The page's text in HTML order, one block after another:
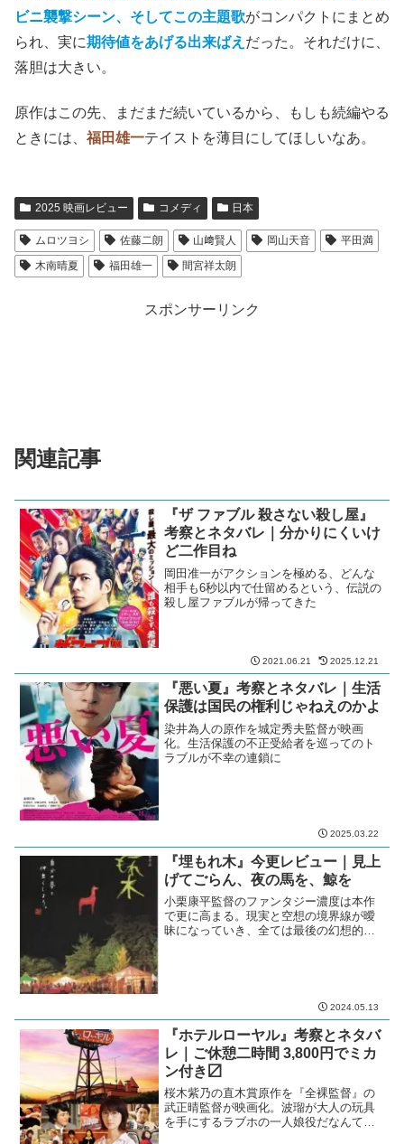
ビニ襲撃シーン、そしてこの主題歌がコンパクトにまとめ
られ、実に期待値をあげる出来ばえ だった。それだけに、
落胆は大きい。
原作はこの先、まだまだ続いているから、もしも続編やる
ときには、 福田雄一テイストを薄目にしてほしいなあ。
2025 映画レビュー コメディ 日本
ムロツヨシ 佐藤二朗 山﨑賢人 岡山天音
平田満
木南晴夏
福田雄一 間宮祥太朗
スポンサーリンク
関連記事
『ザ ファブル 殺さない殺し屋』
考察とネタバレ｜分かりにくいけ
ど二作目ね
岡田准一がアクションを極める、どんな
相手も6秒以内で仕留めるという、伝説の
殺し屋ファブルが帰ってきた
2021.06.21 2025.12.21
『悪い夏』考察とネタバレ｜生活
保護は国民の権利じゃねえのかよ
染井為人の原作を城定秀夫監督が映画
化。生活保護の不正受給者を巡ってのト
ラブルが不幸の連鎖に
2025.03.22
『埋もれ木』今更レビュー｜見上
げてごらん、夜の馬を、鯨を
小栗康平監督のファンタジー濃度は本作
で更に高まる。現実と空想の境界線が曖
昧になっていき、全ては最後の幻想的な
2024.05.13
『ホテルローヤル』考察とネタバ
レ｜ご休憩二時間 3,800円でミカ
ン付き〼
桜木紫乃の直木賞原作を『全裸監督』の
武正晴監督が映画化。波瑠が大人の玩具
を手にするラブホの一人娘役だなんて、